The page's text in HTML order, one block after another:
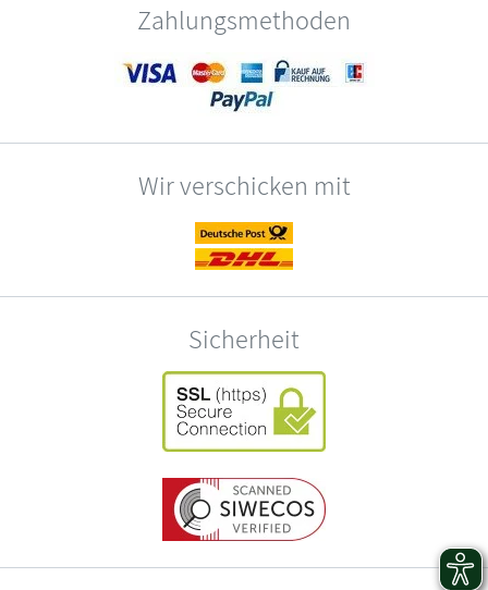
Zahlungsmethoden
Wir verschicken mit
Sicherheit